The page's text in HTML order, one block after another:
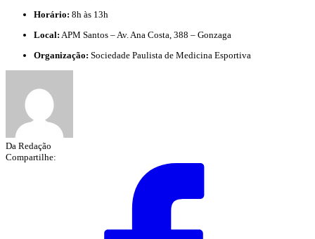
Horário: 8h às 13h
Local: APM Santos – Av. Ana Costa, 388 – Gonzaga
Organização: Sociedade Paulista de Medicina Esportiva
Da Redação
Compartilhe: